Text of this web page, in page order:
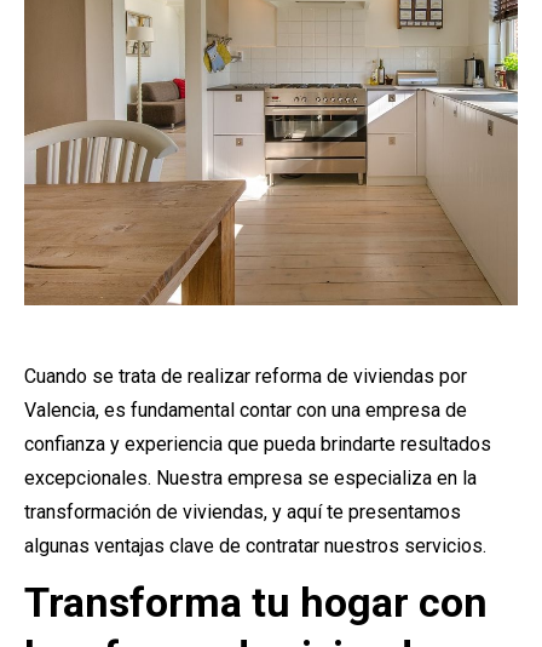
Cuando se trata de realizar reforma de viviendas por
Valencia, es fundamental contar con una empresa de
confianza y experiencia que pueda brindarte resultados
excepcionales. Nuestra empresa se especializa en la
transformación de viviendas, y aquí te presentamos
algunas ventajas clave de contratar nuestros servicios.
Transforma tu hogar con